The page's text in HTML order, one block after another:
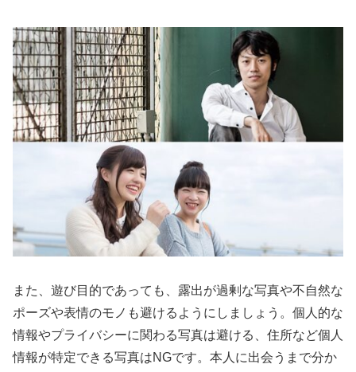
また、遊び目的であっても、露出が過剰な写真や不自然な
ポーズや表情のモノも避けるようにしましょう。個人的な
情報やプライバシーに関わる写真は避ける、住所など個人
情報が特定できる写真はNGです。本人に出会うまで分か